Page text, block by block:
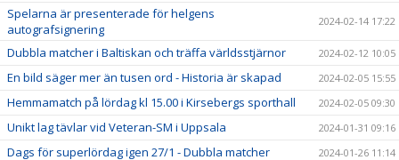
Spelarna är presenterade för helgens
autografsignering
2024-02-14 17:22
Dubbla matcher i Baltiskan och träffa världsstjärnor 2024-02-12 10:05
En bild säger mer än tusen ord - Historia är skapad 2024-02-05 15:55
Hemmamatch på lördag kl 15.00 i Kirsebergs sporthall 2024-02-05 09:30
Unikt lag tävlar vid Veteran-SM i Uppsala 2024-01-31 09:16
Dags för superlördag igen 27/1 - Dubbla matcher 2024-01-26 11:14